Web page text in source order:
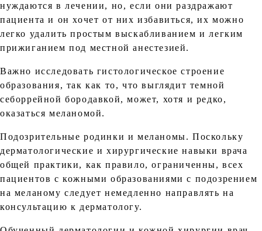
нуждаются в лечении, но, если они раздражают
пациента и он хочет от них избавиться, их можно
легко удалить простым выскабливанием и легким
прижиганием под местной анестезией.
Важно исследовать гистологическое строение
образования, так как то, что выглядит темной
себоррейной бородавкой, может, хотя и редко,
оказаться меланомой.
Подозрительные родинки и меланомы. Поскольку
дерматологические и хирургические навыки врача
общей практики, как правило, ограниченны, всех
пациентов с кожными образованиями с подозрением
на меланому следует немедленно направлять на
консультацию к дерматологу.